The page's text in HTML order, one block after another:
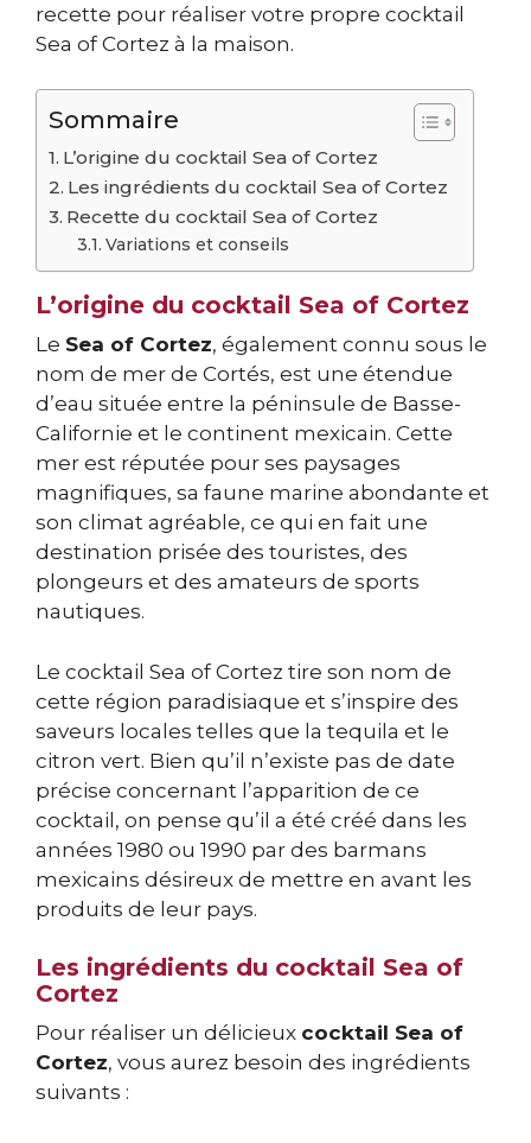
recette pour réaliser votre propre cocktail
Sea of Cortez à la maison.
Sommaire
L’origine du cocktail Sea of Cortez
Les ingrédients du cocktail Sea of Cortez
Recette du cocktail Sea of Cortez
Variations et conseils
L’origine du cocktail Sea of Cortez
Le Sea of Cortez, également connu sous le
nom de mer de Cortés, est une étendue
d’eau située entre la péninsule de Basse-
Californie et le continent mexicain. Cette
mer est réputée pour ses paysages
magnifiques, sa faune marine abondante et
son climat agréable, ce qui en fait une
destination prisée des touristes, des
plongeurs et des amateurs de sports
nautiques.
Le cocktail Sea of Cortez tire son nom de
cette région paradisiaque et s’inspire des
saveurs locales telles que la tequila et le
citron vert. Bien qu’il n’existe pas de date
précise concernant l’apparition de ce
cocktail, on pense qu’il a été créé dans les
années 1980 ou 1990 par des barmans
mexicains désireux de mettre en avant les
produits de leur pays.
Les ingrédients du cocktail Sea of
Cortez
Pour réaliser un délicieux cocktail Sea of
Cortez, vous aurez besoin des ingrédients
suivants :